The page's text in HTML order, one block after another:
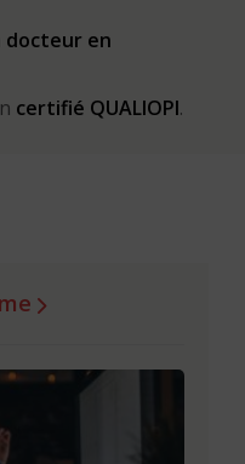
docteur en
certifié QUALIOPI.